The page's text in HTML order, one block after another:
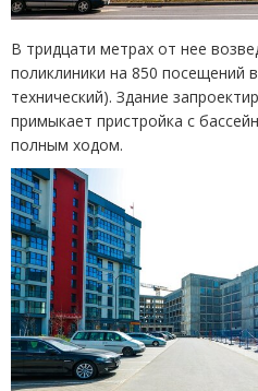
В тридцати метрах от нее
поликлиники на 850 посещений
технический). Здание
примыкает пристройка с
полным ходом.